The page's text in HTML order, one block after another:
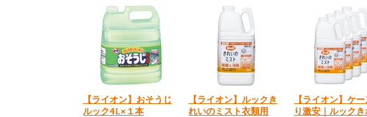
【ライオン】おそうじ
ルック4L×１本
【ライオン】ルックき
れいのミスト衣類用
【ライオン】ケ
り激安｜ルック